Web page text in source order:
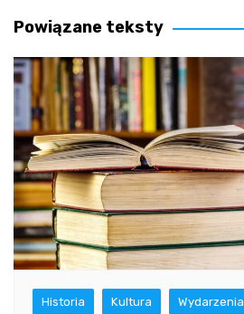
Powiązane teksty
Historia Kultura Wydarzenia